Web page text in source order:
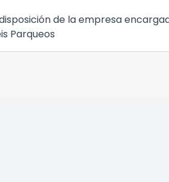
de la empresa
Parqueos